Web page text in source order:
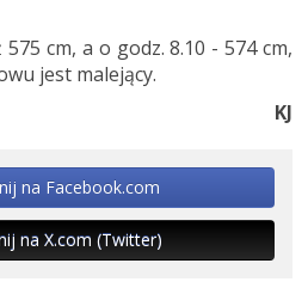
cm, a o godz. 8.10 - 574 cm,
jest malejący.
KJ
na Facebook.com
na X.com (Twitter)